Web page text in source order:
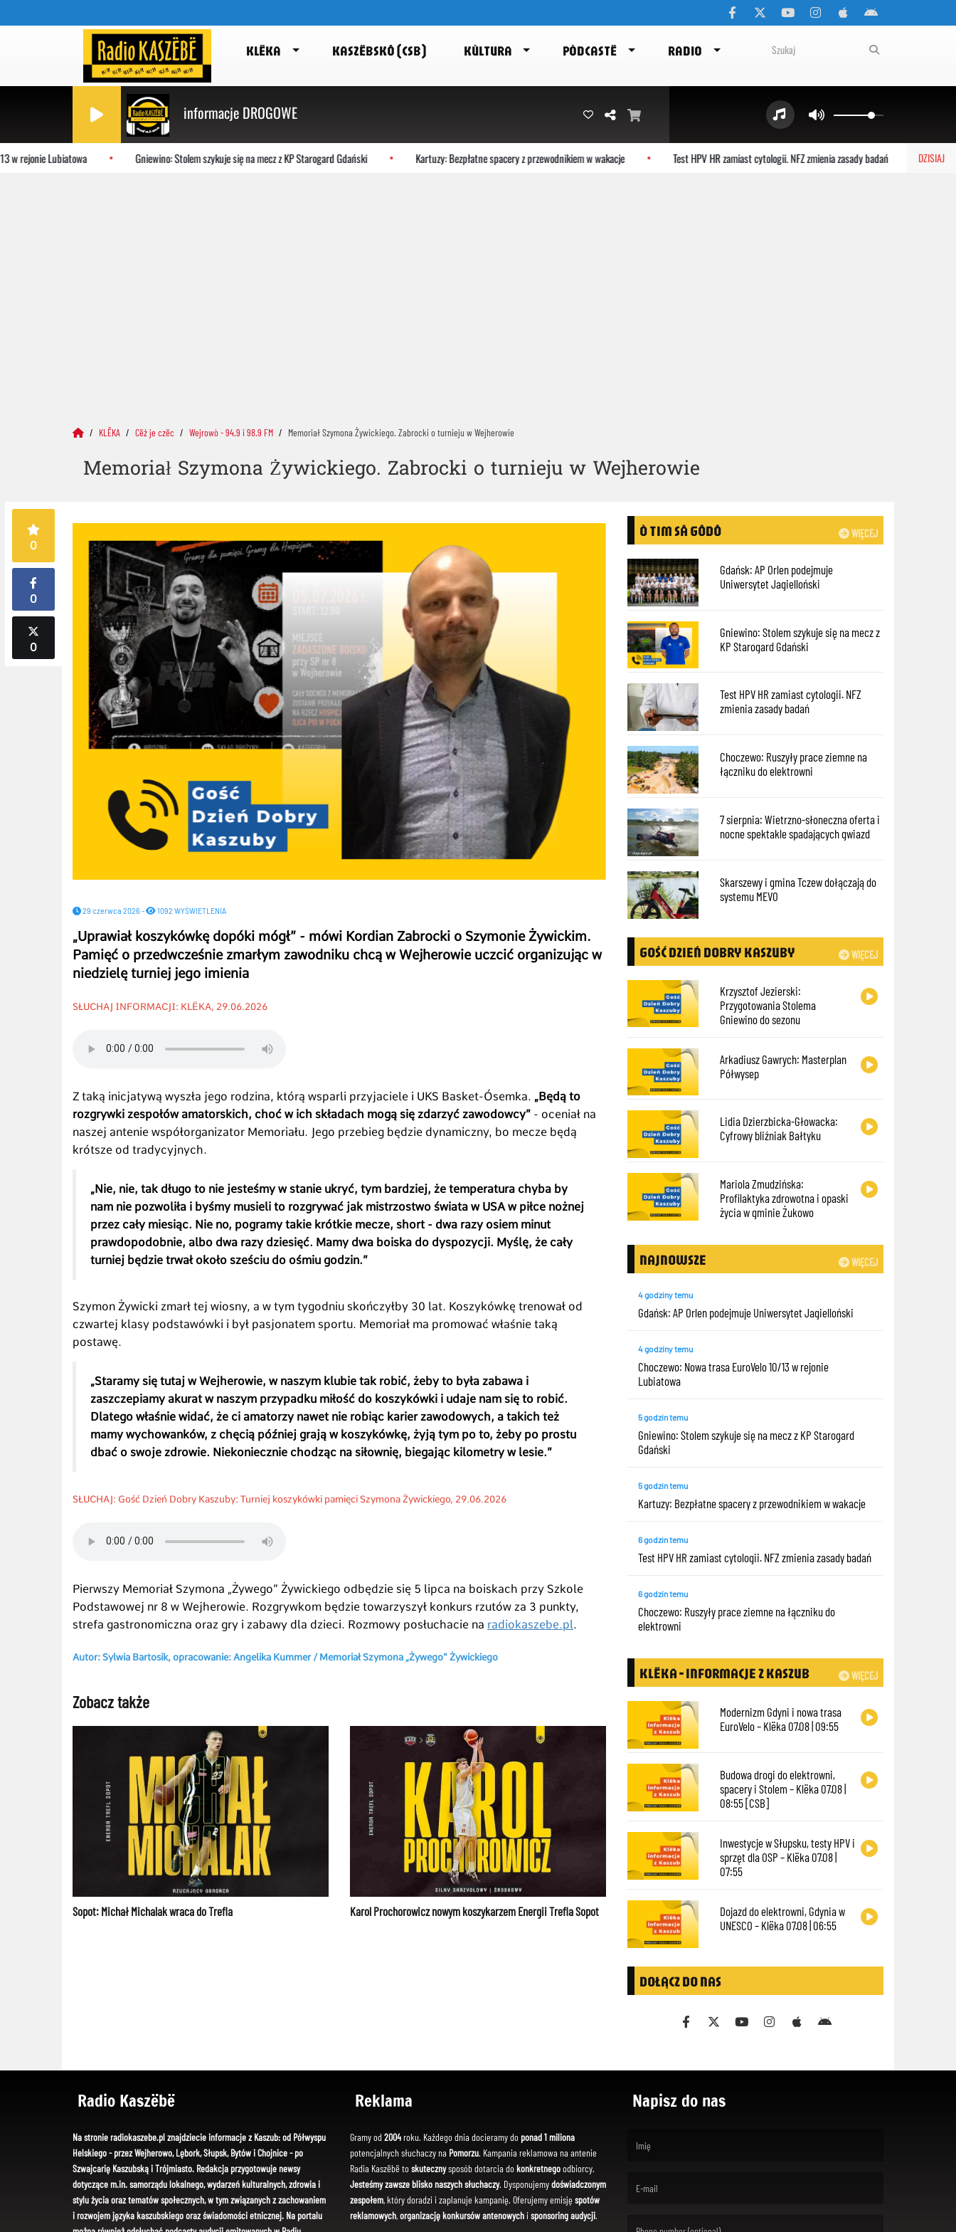
KLËKA KASZËBSKÔ (CSB) KÙLTURA PÒDCASTË RADIO
informacje DROGOWE
DZISIAJ
Lubiatowa Gniewino: Stolem szykuje się na mecz z KP Starogard Gdański Kartuzy: Bezpłatne spacery z przewodnikiem w wakacje Test HPV HR zamiast cytologii. NFZ zmienia zasady badań
KLËKA Cëż je czëc Wejrowò - 94.9 i 98.9 FM Memoriał Szymona Żywickiego. Zabrocki o turnieju w Wejherowie
Memoriał Szymona Żywickiego. Zabrocki o turnieju w Wejherowie
0
0
0
29 czerwca 2026 - 1092 WYŚWIETLENIA
„Uprawiał koszykówkę dopóki mógł” - mówi Kordian Zabrocki o Szymonie Żywickim.
Pamięć o przedwcześnie zmarłym zawodniku chcą w Wejherowie uczcić organizując w
niedzielę turniej jego imienia
SŁUCHAJ INFORMACJI: KLËKA, 29.06.2026
Z taką inicjatywą wyszła jego rodzina, którą wsparli przyjaciele i UKS Basket-Ósemka. „Będą to
rozgrywki zespołów amatorskich, choć w ich składach mogą się zdarzyć zawodowcy” - oceniał na
naszej antenie współorganizator Memoriału. Jego przebieg będzie dynamiczny, bo mecze będą
krótsze od tradycyjnych.
„Nie, nie, tak długo to nie jesteśmy w stanie ukryć, tym bardziej, że temperatura chyba by
nam nie pozwoliła i byśmy musieli to rozgrywać jak mistrzostwo świata w USA w piłce nożnej
przez cały miesiąc. Nie no, pogramy takie krótkie mecze, short - dwa razy osiem minut
prawdopodobnie, albo dwa razy dziesięć. Mamy dwa boiska do dyspozycji. Myślę, że cały
turniej będzie trwał około sześciu do ośmiu godzin.”
Szymon Żywicki zmarł tej wiosny, a w tym tygodniu skończyłby 30 lat. Koszykówkę trenował od
czwartej klasy podstawówki i był pasjonatem sportu. Memoriał ma promować właśnie taką
postawę.
„Staramy się tutaj w Wejherowie, w naszym klubie tak robić, żeby to była zabawa i
zaszczepiamy akurat w naszym przypadku miłość do koszykówki i udaje nam się to robić.
Dlatego właśnie widać, że ci amatorzy nawet nie robiąc karier zawodowych, a takich też
mamy wychowanków, z chęcią później grają w koszykówkę, żyją tym po to, żeby po prostu
dbać o swoje zdrowie. Niekoniecznie chodząc na siłownię, biegając kilometry w lesie.”
SŁUCHAJ: Gość Dzień Dobry Kaszuby: Turniej koszykówki pamięci Szymona Żywickiego, 29.06.2026
Pierwszy Memoriał Szymona „Żywego” Żywickiego odbędzie się 5 lipca na boiskach przy Szkole
Podstawowej nr 8 w Wejherowie. Rozgrywkom będzie towarzyszył konkurs rzutów za 3 punkty,
strefa gastronomiczna oraz gry i zabawy dla dzieci. Rozmowy posłuchacie na radiokaszebe.pl.
Autor: Sylwia Bartosik, opracowanie: Angelika Kummer / Memoriał Szymona „Żywego” Żywickiego
Zobacz także
Sopot: Michał Michalak wraca do Trefla Karol Prochorowicz nowym koszykarzem Energii Trefla Sopot
WIĘCEJ
Ò TIM SÃ GÔDÔ
Gdańsk: AP Orlen podejmuje
Uniwersytet Jagielloński
Gniewino: Stolem szykuje się na mecz z
KP Starogard Gdański
Test HPV HR zamiast cytologii. NFZ
zmienia zasady badań
Choczewo: Ruszyły prace ziemne na
łączniku do elektrowni
7 sierpnia: Wietrzno-słoneczna oferta i
nocne spektakle spadających gwiazd
Skarszewy i gmina Tczew dołączają do
systemu MEVO
WIĘCEJ
GOŚĆ DZIEŃ DOBRY KASZUBY
Krzysztof Jezierski:
Przygotowania Stolema
Gniewino do sezonu
Arkadiusz Gawrych: Masterplan
Półwysep
Lidia Dzierzbicka-Głowacka:
Cyfrowy bliźniak Bałtyku
Mariola Zmudzińska:
Profilaktyka zdrowotna i opaski
życia w gminie Żukowo
WIĘCEJ
NAJNOWSZE
4 godziny temu
Gdańsk: AP Orlen podejmuje Uniwersytet Jagielloński
4 godziny temu
Choczewo: Nowa trasa EuroVelo 10/13 w rejonie
Lubiatowa
5 godzin temu
Gniewino: Stolem szykuje się na mecz z KP Starogard
Gdański
5 godzin temu
Kartuzy: Bezpłatne spacery z przewodnikiem w wakacje
6 godzin temu
Test HPV HR zamiast cytologii. NFZ zmienia zasady badań
6 godzin temu
Choczewo: Ruszyły prace ziemne na łączniku do
elektrowni
WIĘCEJ
KLËKA - INFORMACJE Z KASZUB
Modernizm Gdyni i nowa trasa
EuroVelo – Klëka 07.08 | 09:55
Budowa drogi do elektrowni,
spacery i Stolem – Klëka 07.08 |
08:55 [CSB]
Inwestycje w Słupsku, testy HPV i
sprzęt dla OSP – Klëka 07.08 |
07:55
Dojazd do elektrowni, Gdynia w
UNESCO – Klëka 07.08 | 06:55
DOŁĄCZ DO NAS
Radio Kaszëbë
Na stronie radiokaszebe.pl znajdziecie informacje z Kaszub: od Półwyspu
Helskiego - przez Wejherowo, Lębork, Słupsk, Bytów i Chojnice - po
Szwajcarię Kaszubską i Trójmiasto. Redakcja przygotowuje newsy
dotyczące m.in. samorządu lokalnego, wydarzeń kulturalnych, zdrowia i
stylu życia oraz tematów społecznych, w tym związanych z zachowaniem
i rozwojem języka kaszubskiego oraz świadomości etnicznej. Na portalu
Reklama
Gramy od 2004roku. Każdego dnia docieramy do ponad 1 miliona
potencjalnych słuchaczy na Pomorzu. Kampania reklamowa na antenie
Radia Kaszëbë toskutecznysposób dotarcia dokonkretnegoodbiorcy.
Jesteśmy zawsze blisko naszych słuchaczy. Dysponujemydoświadczonym
zespołem, który doradzi i zaplanuje kampanię. Oferujemy emisję spotów
reklamowych,organizację konkursów antenowychi sponsoring audycji.
Napisz do nas